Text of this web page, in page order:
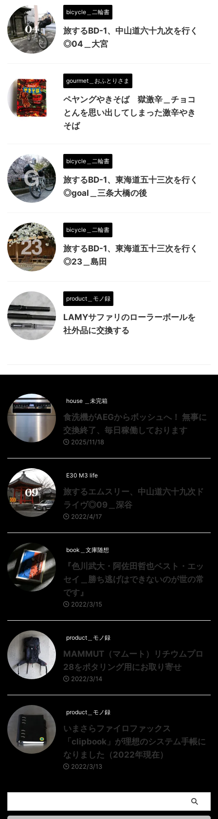
bicycle＿二輪書
旅するBD-1、中山道六十九次を行く
◎04＿大宮
gourmet＿おふとりさま
ペヤングやきそば 獄激辛＿チョコ
とんを思い出してしまった激辛やき
そば
bicycle＿二輪書
旅するBD-1、東海道五十三次を行く
◎goal＿三条大橋の後
bicycle＿二輪書
旅するBD-1、東海道五十三次を行く
◎23＿島田
product＿モノ録
LAMYサファリのローラーボールを
社外品に交換する
house ＿未完箱
食洗機がAEGからボッシュへ！ 無事に
交換終了、毎日稼働しております
2025/11/18
E30 M3 life
旅するエムスリー、中山道六十九次ド
ライヴ◎09＿深谷
2022/4/17
book＿文庫随想
『色川武大・阿佐田哲也ベスト・エッ
セイ＿勝ち逃げはできないのが世の常
です』
2022/3/15
product＿モノ録
MAMMUT（マムート）リチウムプロ
28をポタリング用にお取り寄せ
2022/3/14
product＿モノ録
いまさらファイロファックス
「clipbook」が理想のシステム手帳に
なりました（2022年現在）
2022/3/13